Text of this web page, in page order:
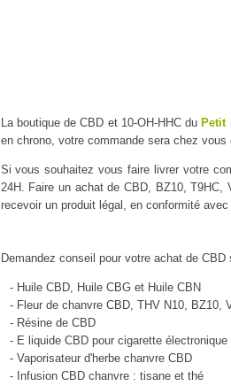
La boutique de CBD et 10-OH-HHC du Petit
en chrono, votre commande sera chez vous
Si vous souhaitez vous faire livrer votre
24H. Faire un achat de CBD, BZ10, T9HC,
recevoir un produit légal, en conformité
Demandez conseil pour votre achat de CBD
- Huile CBD, Huile CBG et Huile CBN
- Fleur de chanvre CBD, THV N10, BZ10,
- Résine de CBD
- E liquide CBD pour cigarette électronique
- Vaporisateur d'herbe chanvre CBD
- Infusion CBD chanvre : tisane et thé